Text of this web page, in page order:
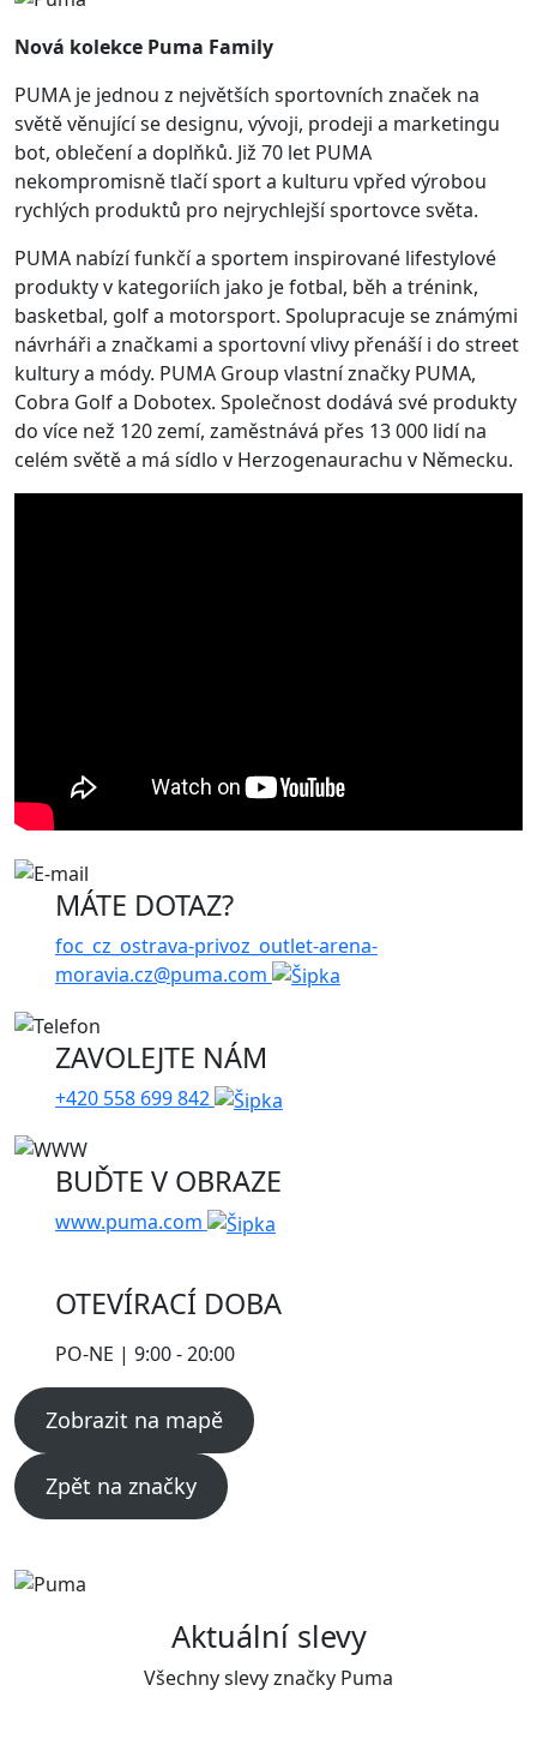
Nová kolekce Puma Family
PUMA je jednou z největších sportovních značek na
světě věnující se designu, vývoji, prodeji a marketingu
bot, oblečení a doplňků. Již 70 let PUMA
nekompromisně tlačí sport a kulturu vpřed výrobou
rychlých produktů pro nejrychlejší sportovce světa.
PUMA nabízí funkčí a sportem inspirované lifestylové
produkty v kategoriích jako je fotbal, běh a trénink,
basketbal, golf a motorsport. Spolupracuje se známými
návrháři a značkami a sportovní vlivy přenáší i do street
kultury a módy. PUMA Group vlastní značky PUMA,
Cobra Golf a Dobotex. Společnost dodává své produkty
do více než 120 zemí, zaměstnává přes 13 000 lidí na
celém světě a má sídlo v Herzogenaurachu v Německu.
MÁTE DOTAZ?
foc_cz_ostrava-privoz_outlet-arena-
moravia.cz@puma.com
ZAVOLEJTE NÁM
+420 558 699 842
BUĎTE V OBRAZE
www.puma.com
OTEVÍRACÍ DOBA
PO-NE | 9:00 - 20:00
Zobrazit na mapě
Zpět na značky
Aktuální slevy
Všechny slevy značky Puma